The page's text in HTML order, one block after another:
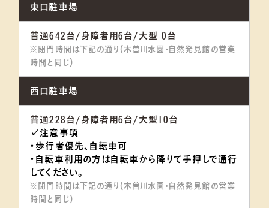
東口駐車場
普通642台/身障者用6台/大型 0台
※閉門時間は下記の通り（木曽川水園・自然発見館の営業
時間と同じ）
西口駐車場
普通228台/身障者用6台/大型10台
✓注意事項
・歩行者優先、自転車可
・自転車利用の方は自転車から降りて手押しで通行
してください。
※閉門時間は下記の通り（木曽川水園・自然発見館の営業
時間と同じ）